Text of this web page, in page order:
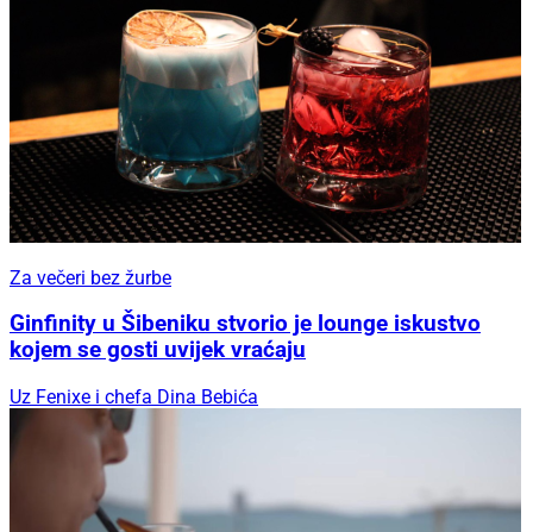
Za večeri bez žurbe
Ginfinity u Šibeniku stvorio je lounge iskustvo
kojem se gosti uvijek vraćaju
Uz Fenixe i chefa Dina Bebića